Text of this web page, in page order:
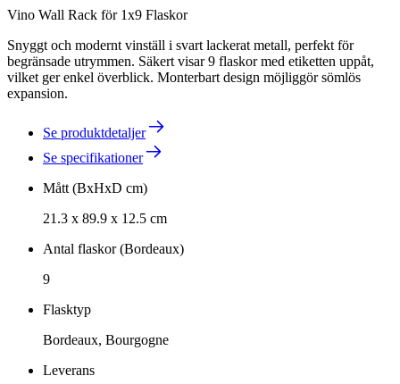
Vino Wall Rack för 1x9 Flaskor
Snyggt och modernt vinställ i svart lackerat metall, perfekt för
begränsade utrymmen. Säkert visar 9 flaskor med etiketten uppåt,
vilket ger enkel överblick. Monterbart design möjliggör sömlös
expansion.
Se produktdetaljer
Se specifikationer
Mått (BxHxD cm)
21.3 x 89.9 x 12.5 cm
Antal flaskor (Bordeaux)
9
Flasktyp
Bordeaux, Bourgogne
Leverans